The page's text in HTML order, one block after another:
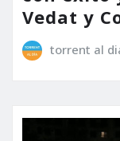
Vedat y
torrent al